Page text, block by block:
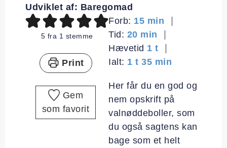
Udviklet af: Baregomad
5 fra 1 stemme
Print
Gem
som favorit
Forb: 15minutter
min
Tid: 20minutter
min
Hævetid 1 time
t
Ialt: 1 time
t 35minutter
min
Her får du en god og
nem opskrift på
valnøddeboller, som
du også sagtens kan
bage som et helt